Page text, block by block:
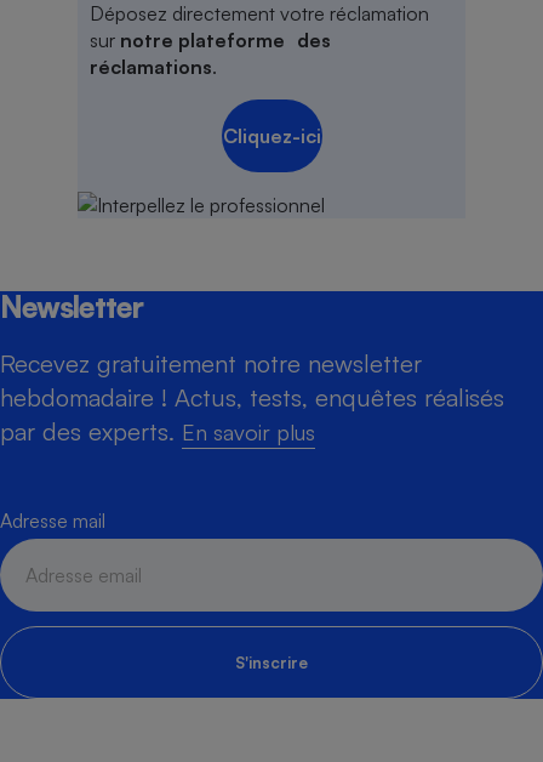
Déposez directement votre réclamation
sur notre plateforme des
réclamations.
Cliquez-ici
Newsletter
Recevez gratuitement notre newsletter
hebdomadaire ! Actus, tests, enquêtes réalisés
par des experts. En savoir plus
Adresse mail
S'inscrire